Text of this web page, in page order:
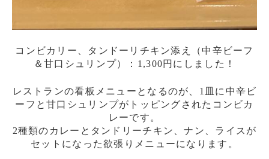
コンビカリー、タンドーリチキン添え（中辛ビーフ
＆甘口シュリンプ）：1,300円にしました！
レストランの看板メニューとなるのが、1皿に中辛ビ
ーフと甘口シュリンプがトッピングされたコンビカ
レーです。
2種類のカレーとタンドリーチキン、ナン、ライスが
セットになった欲張りメニューになります。